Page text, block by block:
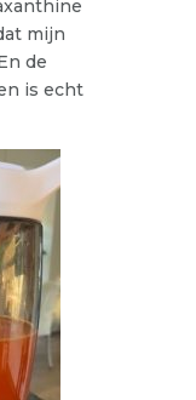
mijn
de
is echt